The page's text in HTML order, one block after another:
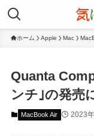
ホーム Apple Mac
Quanta
ンチ｣の発売
MacBook Air 2023